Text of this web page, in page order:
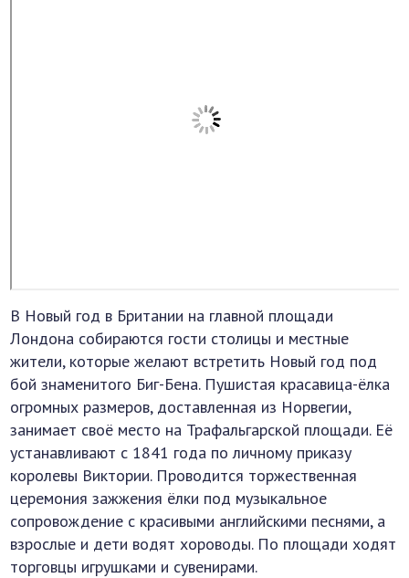
В Новый год в Британии на главной площади
Лондона собираются гости столицы и местные
жители, которые желают встретить Новый год под
бой знаменитого Биг-Бена. Пушистая красавица-ёлка
огромных размеров, доставленная из Норвегии,
занимает своё место на Трафальгарской площади. Её
устанавливают с 1841 года по личному приказу
королевы Виктории. Проводится торжественная
церемония зажжения ёлки под музыкальное
сопровождение с красивыми английскими песнями, а
взрослые и дети водят хороводы. По площади ходят
торговцы игрушками и сувенирами.